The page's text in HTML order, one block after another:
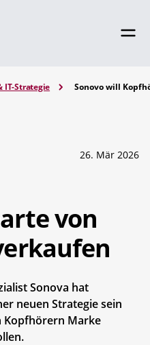
IT-Strategie Sonovo will
26. Mär 2026
von
Sonova hat
neuen Strategie sein
Kopfhörern Marke